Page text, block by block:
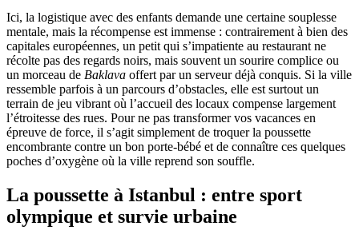
Ici, la logistique avec des enfants demande une certaine souplesse
mentale, mais la récompense est immense : contrairement à bien des
capitales européennes, un petit qui s’impatiente au restaurant ne
récolte pas des regards noirs, mais souvent un sourire complice ou
un morceau de Baklava offert par un serveur déjà conquis. Si la ville
ressemble parfois à un parcours d’obstacles, elle est surtout un
terrain de jeu vibrant où l’accueil des locaux compense largement
l’étroitesse des rues. Pour ne pas transformer vos vacances en
épreuve de force, il s’agit simplement de troquer la poussette
encombrante contre un bon porte-bébé et de connaître ces quelques
poches d’oxygène où la ville reprend son souffle.
La poussette à Istanbul : entre sport
olympique et survie urbaine